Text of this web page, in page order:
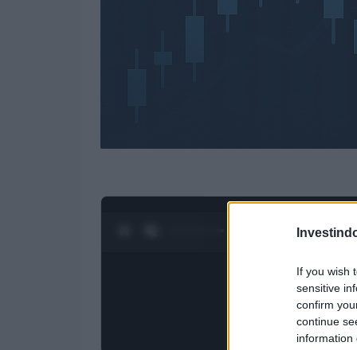
If you wish
sensitive
confirm
continue
information
1/4